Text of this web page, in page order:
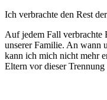
Ich verbrachte den Rest
Auf jedem Fall verbrachte
unserer Familie. An wann
kann ich mich nicht mehr
Eltern vor dieser